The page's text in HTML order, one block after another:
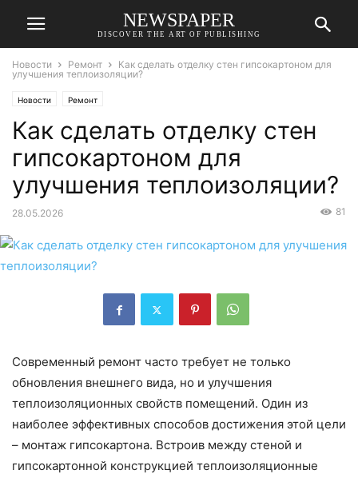
NEWSPAPER
DISCOVER THE ART OF PUBLISHING
Новости Ремонт
Как сделать отделку стен гипсокартоном для
улучшения теплоизоляции?
Новости Ремонт
Как сделать отделку стен
гипсокартоном для
улучшения теплоизоляции?
28.05.2026 81
Современный ремонт часто требует не только
обновления внешнего вида, но и улучшения
теплоизоляционных свойств помещений. Один из
наиболее эффективных способов достижения этой цели
– монтаж гипсокартона. Встроив между стеной и
гипсокартонной конструкцией теплоизоляционные